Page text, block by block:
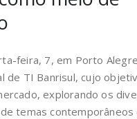
feira, 7, em Porto
de TI Banrisul, cujo
explorando os
temas contemporâneos